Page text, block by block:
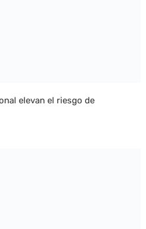
elevan el riesgo de